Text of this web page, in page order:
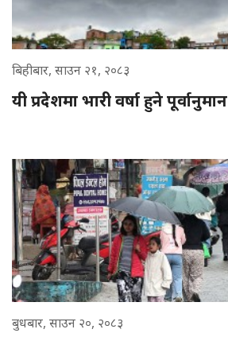
बिहीबार, साउन २१, २०८३
यी प्रदेशमा भारी वर्षा हुने पूर्वानुमान
बुधबार, साउन २०, २०८३